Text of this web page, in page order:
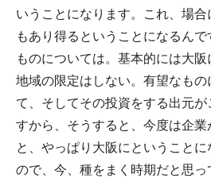
いうことになります。これ、場
もあり得るということになるん
ものについては。基本的には大阪
地域の限定はしない。有望なもの
て、そしてその投資をする出元
すから、そうすると、今度は企業
と、やっぱり大阪にということ
ので、今、種をまく時期だと思